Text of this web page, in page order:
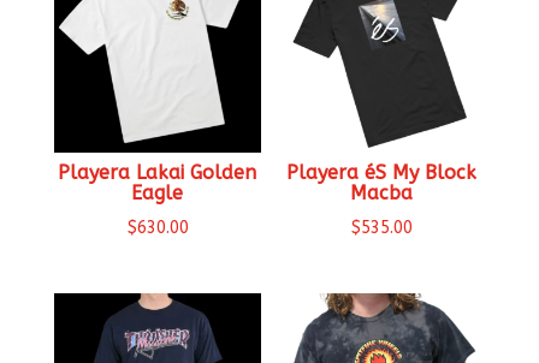
Playera Lakai Golden
Eagle
$630.00
Playera éS My Block
Macba
$535.00